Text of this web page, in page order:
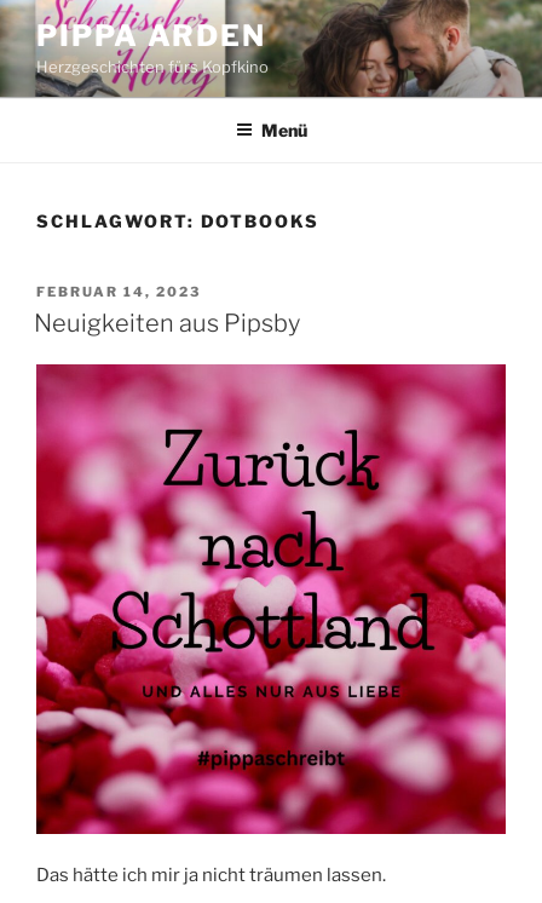
Zum
Inhalt
springen
PIPPA ARDEN
Herzgeschichten fürs Kopfkino
Menü
SCHLAGWORT: DOTBOOKS
VERÖFFENTLICHT
AM
FEBRUAR 14, 2023
Neuigkeiten aus Pipsby
Das hätte ich mir ja nicht träumen lassen.